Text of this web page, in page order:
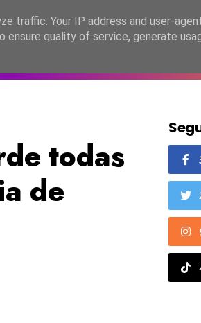
LANÇAMENTOS ESPECIAIS
todas
de
traffic. Your IP address and user-
ensure quality of service, generate